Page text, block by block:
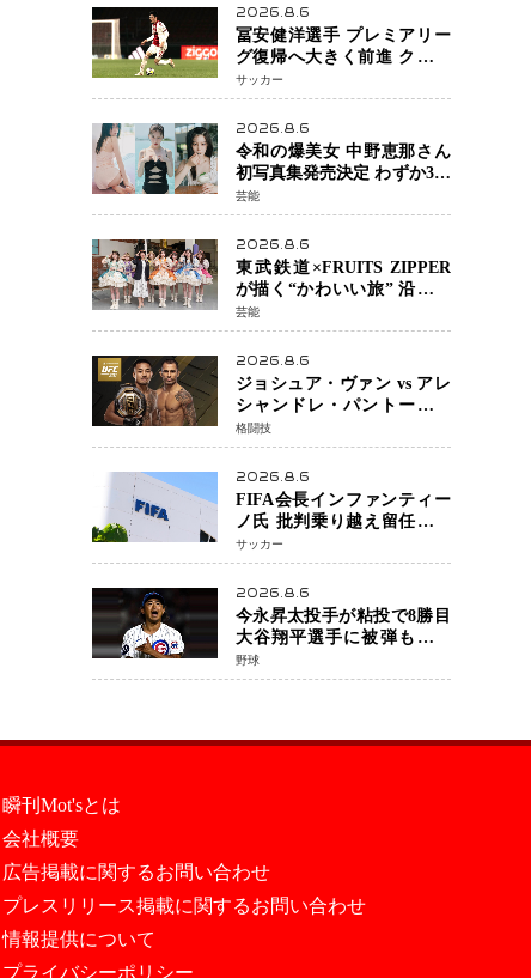
2026.8.6
冨安健洋選手 プレミアリー
グ復帰へ大きく前進 クリス
タルパレス加入目前 メディ
カルチェックも通過
サッカー
2026.8.6
令和の爆美女 中野恵那さん
初写真集発売決定 わずか3日
で2560万インプレッション
を記録した話題の美貌を凝
縮
芸能
2026.8.6
東武鉄道×FRUITS ZIPPER
が描く“かわいい旅” 沿線を
舞台にした「TOBU KAWAII
PROJECT」が開幕
芸能
2026.8.6
ジョシュア・ヴァン vs アレ
シャンドレ・パントージャ
UFC331メインイベントで再
戦決定 「完全決着」に世
界中のファンが熱狂 マネ
ル・ケイプの王座挑戦は再
び遠のく
格闘技
2026.8.6
FIFA会長インファンティー
ノ氏 批判乗り越え留任決定
世界最大級のスポーツ組織
を支える「権威」は揺るが
ず ・・・謝罪と改革姿勢
サッカー
2026.8.6
今永昇太投手が粘投で8勝目
大谷翔平選手に被弾も「穴
がない打者」と脱帽
野球
瞬刊Mot'sとは
会社概要
広告掲載に関するお問い合わせ
プレスリリース掲載に関するお問い合わせ
情報提供について
プライバシーポリシー